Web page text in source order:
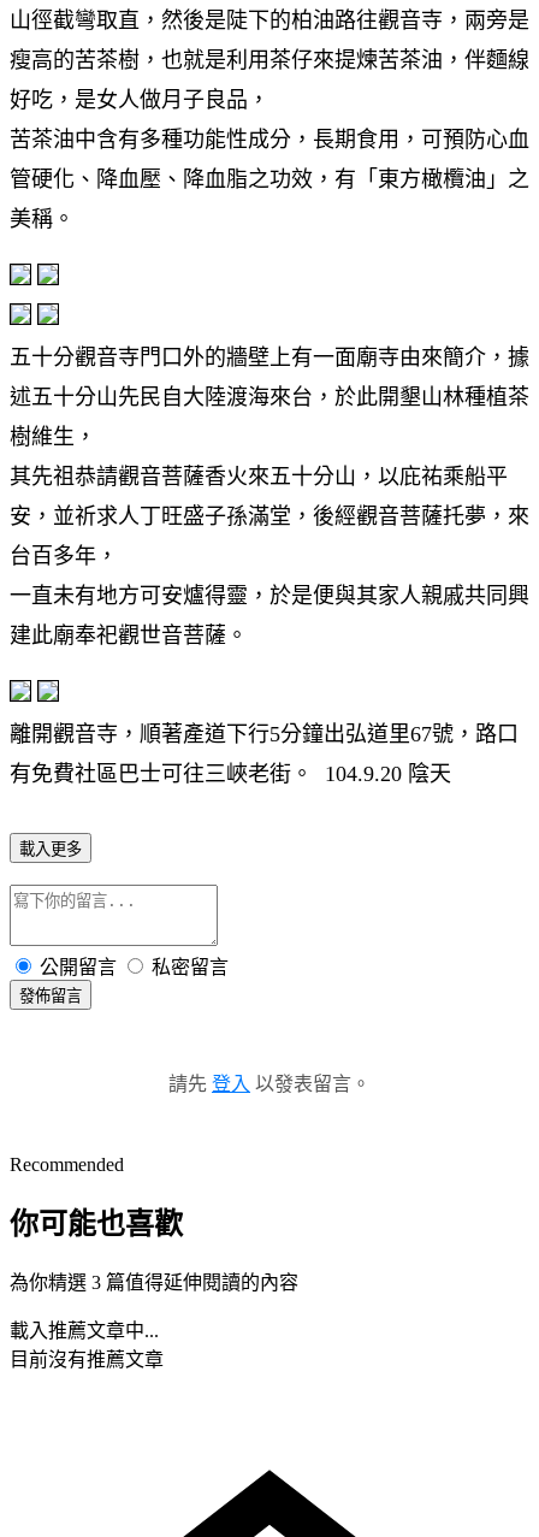
山徑截彎取直，然後是陡下的柏油路往觀音寺，兩旁是
瘦高的苦茶樹，也就是利用茶仔來提煉苦茶油，伴麵線
好吃，是女人做月子良品，
苦茶油中含有多種功能性成分，長期食用，可預防心血
管硬化、降血壓、降血脂之功效，有「東方橄欖油」之
美稱。
五十分觀音寺門口外的牆壁上有一面廟寺由來簡介，據
述五十分山先民自大陸渡海來台，於此開墾山林種植茶
樹維生，
其先祖恭請觀音菩薩香火來五十分山，以庇祐乘船平
安，並祈求人丁旺盛子孫滿堂，後經觀音菩薩托夢，來
台百多年，
一直未有地方可安爐得靈，於是便與其家人親戚共同興
建此廟奉祀觀世音菩薩。
離開觀音寺，順著產道下行5分鐘出弘道里67號，路口
有免費社區巴士可往三峽老街。 104.9.20 陰天
載入更多
公開留言 私密留言
發佈留言
請先 登入 以發表留言。
Recommended
你可能也喜歡
為你精選 3 篇值得延伸閱讀的內容
載入推薦文章中...
目前沒有推薦文章